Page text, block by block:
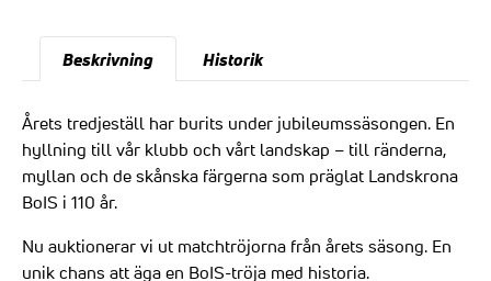
Beskrivning Historik
Årets tredjeställ har burits under jubileumssäsongen. En
hyllning till vår klubb och vårt landskap – till ränderna,
myllan och de skånska färgerna som präglat Landskrona
BoIS i 110 år.
Nu auktionerar vi ut matchtröjorna från årets säsong. En
unik chans att äga en BoIS-tröja med historia.